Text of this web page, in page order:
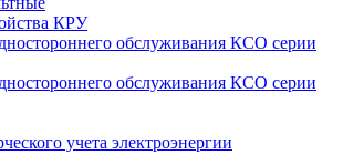
КРУ
обслуживания КСО серии
обслуживания КСО серии
учета электроэнергии